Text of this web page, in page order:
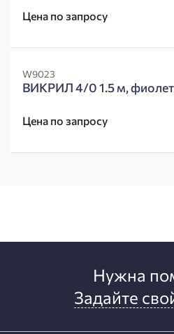
Цена по запросу
W9023
ВИКРИЛ 4/0 1.5 м,
Цена по запросу
Нужна
Задайте